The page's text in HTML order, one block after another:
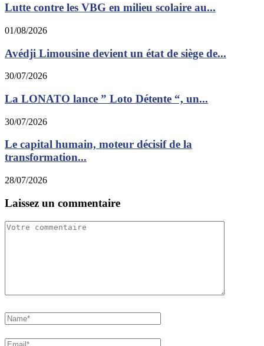
Lutte contre les VBG en milieu scolaire au...
01/08/2026
Avédji Limousine devient un état de siège de...
30/07/2026
La LONATO lance ” Loto Détente “, un...
30/07/2026
Le capital humain, moteur décisif de la
transformation...
28/07/2026
Laissez un commentaire